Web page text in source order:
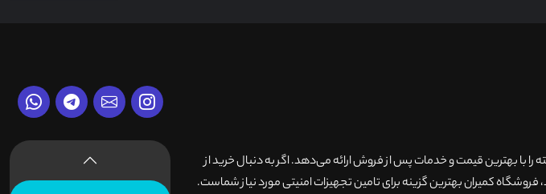
مداربسته را با بهترین قیمت و خدمات پس از فروش ارائه می‌دهد. اگر به دنبال خرید از
کمیران بهترین گزینه برای تامین تجهیزات امنیتی مورد نیاز شماست.